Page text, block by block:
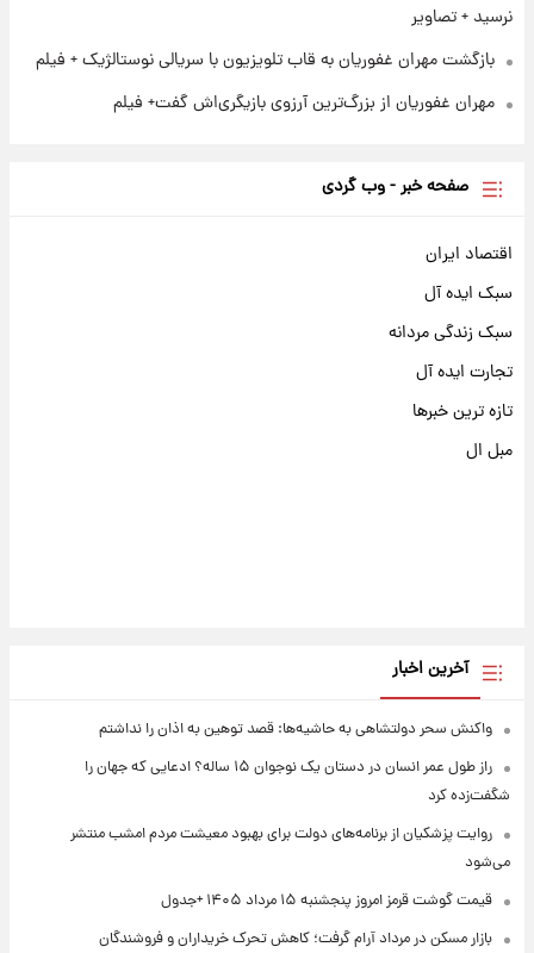
نرسید + تصاویر
بازگشت مهران غفوریان به قاب تلویزیون با سریالی نوستالژیک + فیلم
مهران غفوریان از بزرگ‌ترین آرزوی بازیگری‌اش گفت+ فیلم
صفحه خبر - وب گردی
اقتصاد ایران
سبک ایده آل
سبک زندگی مردانه
تجارت ایده آل
تازه ترین خبرها
مبل ال
آخرین اخبار
واکنش سحر دولتشاهی به حاشیه‌ها: قصد توهین به اذان را نداشتم
راز طول عمر انسان در دستان یک نوجوان ۱۵ ساله؟ ادعایی که جهان را
شگفت‌زده کرد
روایت پزشکیان از برنامه‌های دولت برای بهبود معیشت مردم امشب منتشر
می‌شود
قیمت گوشت قرمز امروز پنجشنبه ۱۵ مرداد ۱۴۰۵ +جدول
بازار مسکن در مرداد آرام گرفت؛ کاهش تحرک خریداران و فروشندگان